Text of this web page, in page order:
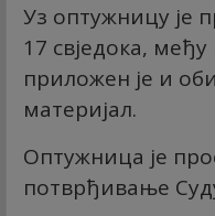
Уз оптужницу је
17 свједока,
приложен је и
материјал.
Оптужница је
потврђивање